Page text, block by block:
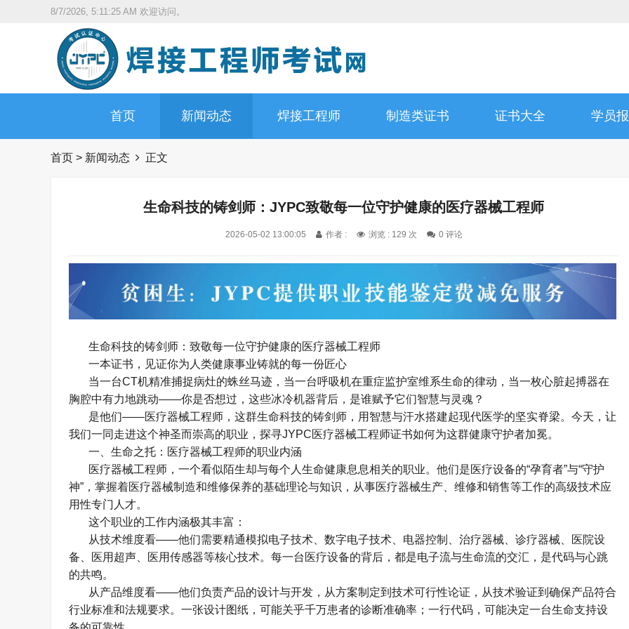
8/7/2026, 5:11:26 AM 欢迎访问。
首页 新闻动态 焊接工程师 制造类证书 证书大全 学员
首页 > 新闻动态 正文
生命科技的铸剑师：JYPC致敬每一位守护健康的医疗器械工程师
2026-05-02 13:00:05 作者 : 浏览 : 129 次 0 评论
生命科技的铸剑师：致敬每一位守护健康的医疗器械工程师
一本证书，见证你为人类健康事业铸就的每一份匠心
当一台CT机精准捕捉病灶的蛛丝马迹，当一台呼吸机在重症监护室维系生命的律动，当一枚心脏起搏器在
胸腔中有力地跳动——你是否想过，这些冰冷机器背后，是谁赋予它们智慧与灵魂？
是他们——医疗器械工程师，这群生命科技的铸剑师，用智慧与汗水搭建起现代医学的坚实脊梁。今天，让
我们一同走进这个神圣而崇高的职业，探寻JYPC医疗器械工程师证书如何为这群健康守护者加冕。
一、生命之托：医疗器械工程师的职业内涵
医疗器械工程师，一个看似陌生却与每个人生命健康息息相关的职业。他们是医疗设备的“孕育者”与“守护
神” ，掌握着医疗器械制造和维修保养的基础理论与知识，从事医疗器械生产、维修和销售等工作的高级技术应
用性专门人才。
这个职业的工作内涵极其丰富：
从技术维度看——他们需要精通模拟电子技术、数字电子技术、电器控制、治疗器械、诊疗器械、医院设
备、医用超声、医用传感器等核心技术。每一台医疗设备的背后，都是电子流与生命流的交汇，是代码与心跳
的共鸣。
从产品维度看——他们负责产品的设计与开发，从方案制定到技术可行性论证，从技术验证到确保产品符合
行业标准和法规要求。一张设计图纸，可能关乎千万患者的诊断准确率；一行代码，可能决定一台生命支持设